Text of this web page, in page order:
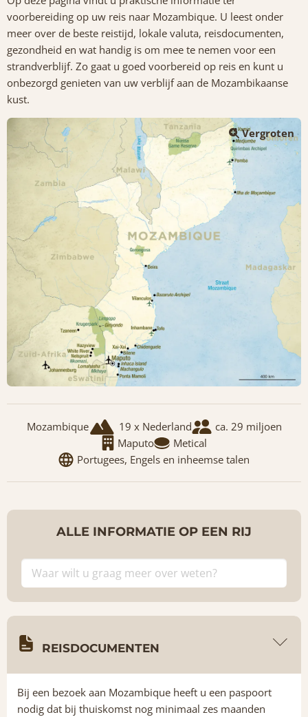
voorbereiding op uw reis naar Mozambique. U leest onder
meer over de beste reistijd, lokale valuta, reisdocumenten,
gezondheid en wat handig is om mee te nemen voor een
strandverblijf. Zo gaat u goed voorbereid op reis en kunt u
onbezorgd genieten van uw verblijf aan de Mozambikaanse
kust.
Vergroten
Mozambique 19 x Nederland
ca. 29 miljoen
Maputo
Metical
Portugees, Engels en inheemse talen
ALLE INFORMATIE OP EEN RIJ
REISDOCUMENTEN
Bij een bezoek aan Mozambique heeft u een paspoort
nodig dat bij thuiskomst nog minimaal zes maanden